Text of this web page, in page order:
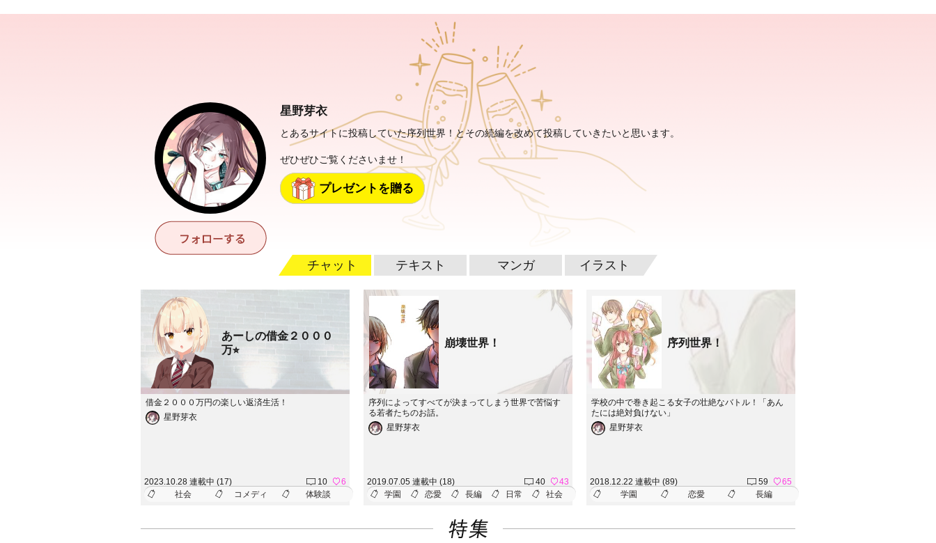
星野芽衣
とあるサイトに投稿していた序列世界！とその続編を改めて投稿していきたいと思います。
ぜひぜひご覧くださいませ！
プレゼントを贈る
チャット テキスト マンガ イラスト
あーしの借金２０００
万⭐︎
借金２０００万円の楽しい返済生活！
星野芽衣
2023.10.28 連載中 (17) 10
6
社会
コメディ 体験談
崩壊世界！
序列によってすべてが決まってしまう世界で苦悩す
る若者たちのお話。
星野芽衣
2019.07.05 連載中 (18) 40
43
学園
恋愛 長編 日常 社会
序列世界！
学校の中で巻き起こる女子の壮絶なバトル！「あん
たには絶対負けない」
星野芽衣
2018.12.22 連載中 (89) 59
65
学園
恋愛 長編